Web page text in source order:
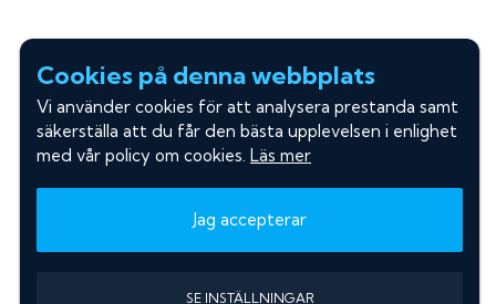
Cookies på denna webbplats
Vi använder cookies för att analysera prestanda samt
säkerställa att du får den bästa upplevelsen i enlighet
med vår policy om cookies. Läs mer
Jag accepterar
SE INSTÄLLNINGAR